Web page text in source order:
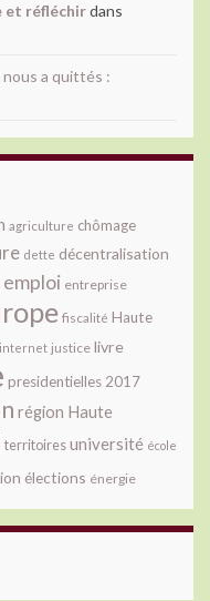
et réfléchirdans
nous a quittés :
agriculture chômage
dette décentralisation
emploi entreprise
fiscalité Haute
internet justice livre
presidentielles 2017
région Haute
territoiresuniversité école
élections énergie